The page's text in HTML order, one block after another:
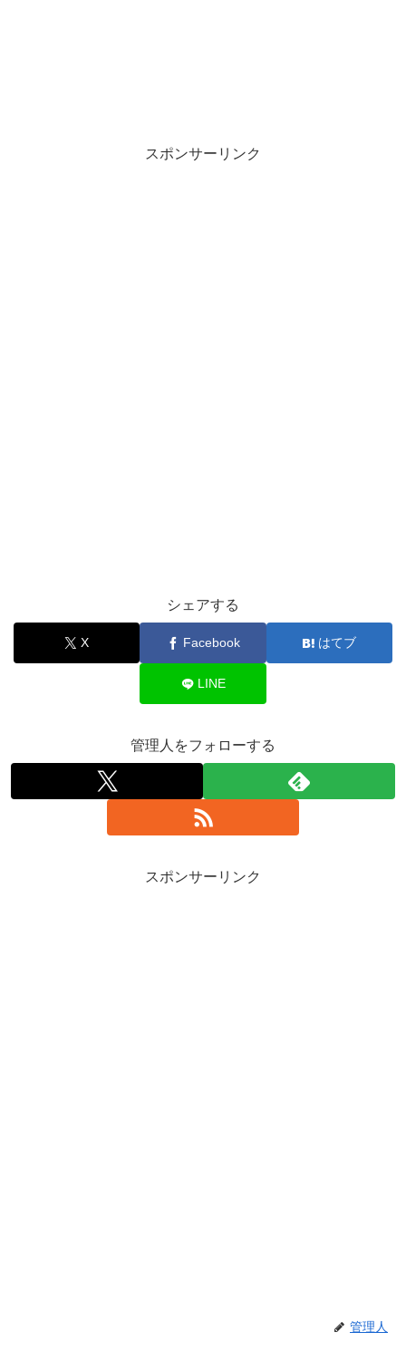
スポンサーリンク
シェアする
X Facebook はてブ
LINE
管理人をフォローする
スポンサーリンク
管理人